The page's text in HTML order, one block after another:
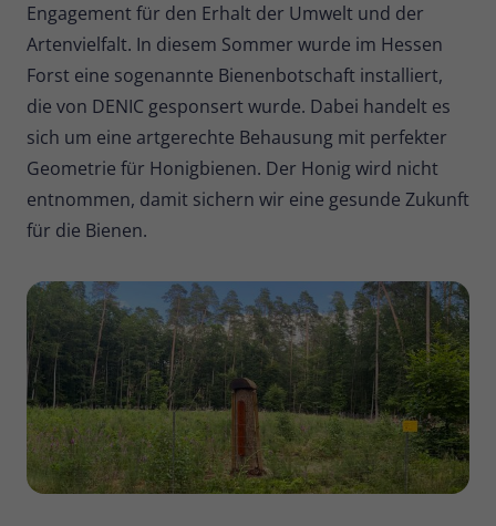
Engagement für den Erhalt der Umwelt und der
Artenvielfalt. In diesem Sommer wurde im Hessen
Forst eine sogenannte Bienenbotschaft installiert,
die von DENIC gesponsert wurde. Dabei handelt es
sich um eine artgerechte Behausung mit perfekter
Geometrie für Honigbienen. Der Honig wird nicht
entnommen, damit sichern wir eine gesunde Zukunft
für die Bienen.
Anbieter Matomo
Laufzeit 30 Minuten
Zweck
Kurzlebige Cookies, die zur
vorübergehenden Speicherung von
Daten für den Besuch verwendet
werden.